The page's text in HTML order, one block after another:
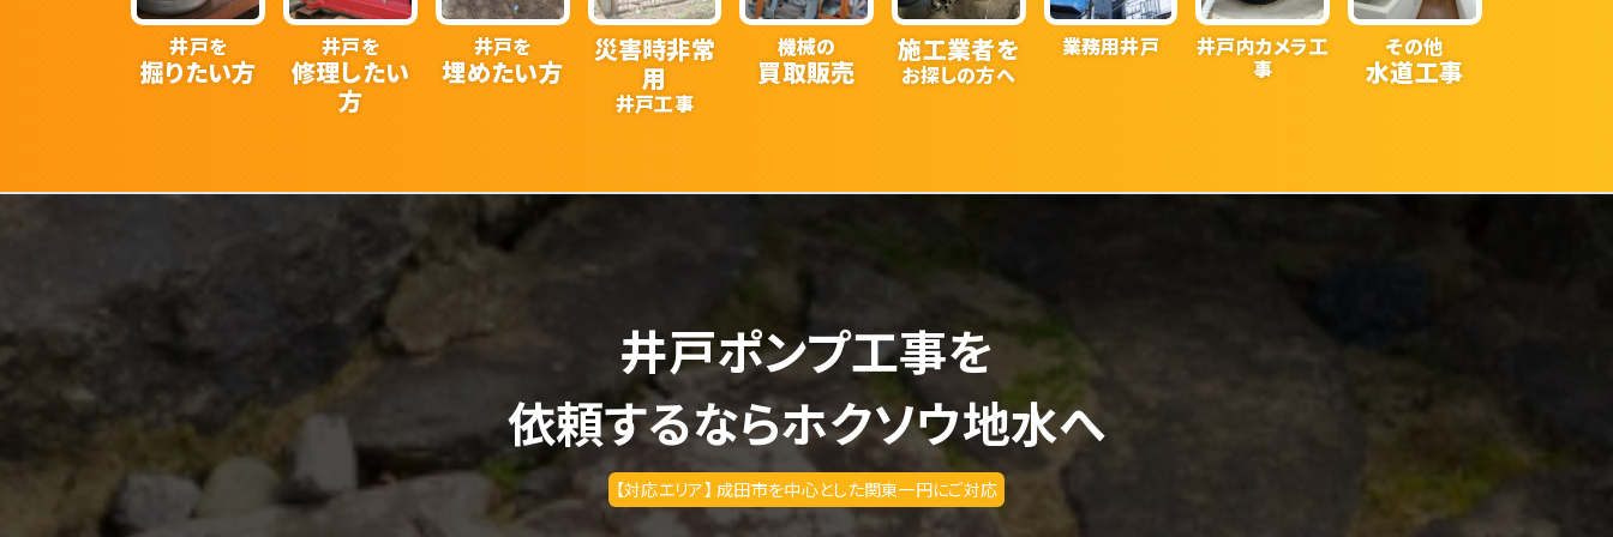
井戸を
掘りたい方
井戸を
修理したい
方
井戸を
埋めたい方
災害時非常
用
井戸工事
機械の
買取販売
施工業者を
お探しの方へ
業務用井戸 井戸内カメラ工
事
その他
水道工事
井戸ポンプ工事を
依頼するならホクソウ地水へ
【対応エリア】 成田市を中心とした関東一円にご対応